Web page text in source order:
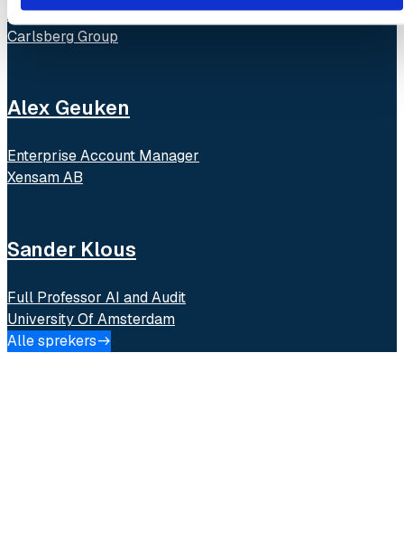
Cloud FinOps Consultant
Carlsberg Group
Alex Geuken
Enterprise Account Manager
Xensam AB
Sander Klous
Full Professor AI and Audit
University Of Amsterdam
Alle sprekers